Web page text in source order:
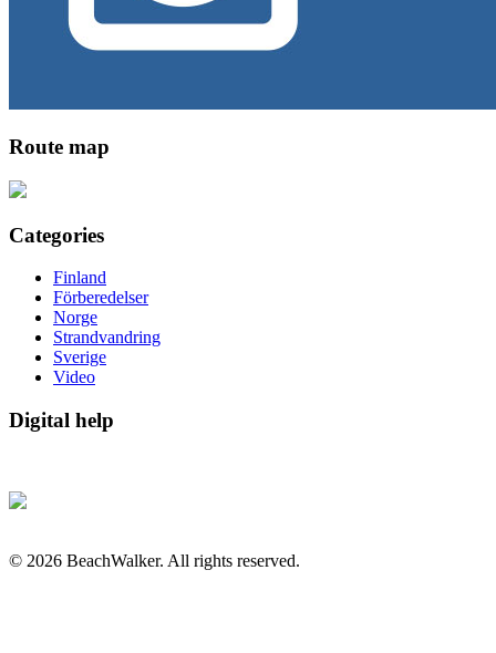
Route map
Categories
Finland
Förberedelser
Norge
Strandvandring
Sverige
Video
Digital help
© 2026 BeachWalker. All rights reserved.